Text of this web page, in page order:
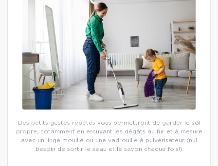
Des petits gestes répétés vous permettront de garder le sol
propre, notamment en essuyant les dégâts au fur et à mesure
avec un linge mouillé ou une vadrouille à pulvérisateur (nul
besoin de sortir le seau et le savon chaque fois!)